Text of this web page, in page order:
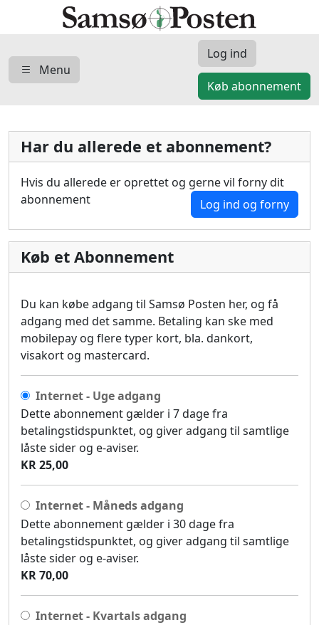
Menu
Log ind
Køb abonnement
Har du allerede et abonnement?
Hvis du allerede er oprettet og gerne vil forny dit
abonnement
Log ind og forny
Køb et Abonnement
Du kan købe adgang til Samsø Posten her, og få
adgang med det samme. Betaling kan ske med
mobilepay og flere typer kort, bla. dankort,
visakort og mastercard.
Internet - Uge adgang
Dette abonnement gælder i 7 dage fra
betalingstidspunktet, og giver adgang til samtlige
låste sider og e-aviser.
KR 25,00
Internet - Måneds adgang
Dette abonnement gælder i 30 dage fra
betalingstidspunktet, og giver adgang til samtlige
låste sider og e-aviser.
KR 70,00
Internet - Kvartals adgang